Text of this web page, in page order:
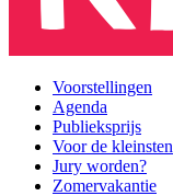
Voorstellingen
Agenda
Publieksprijs
Voor de kleinsten
Jury worden?
Zomervakantie